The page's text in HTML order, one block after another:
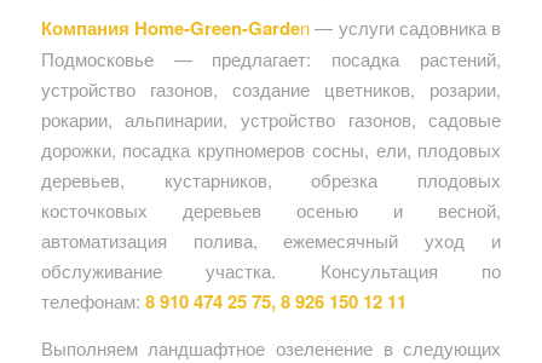
Компания Home-Green-Garden— услуги садовника в
Подмосковье — предлагает: посадка растений,
устройство газонов, создание цветников, розарии,
рокарии, альпинарии, устройство газонов, садовые
дорожки, посадка крупномеров сосны, ели, плодовых
деревьев, кустарников, обрезка плодовых
косточковых деревьев осенью и весной,
автоматизация полива, ежемесячный уход и
обслуживание участка. Консультация по
телефонам: 8 910 474 25 75, 8 926 150 12 11
Выполняем ландшафтное озеленение в следующих